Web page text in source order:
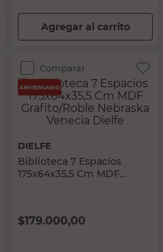
Agregar al carrito
Comparar
DIELFE
Biblioteca 7 Espacios
175x64x35,5 Cm MDF
$179.000,00